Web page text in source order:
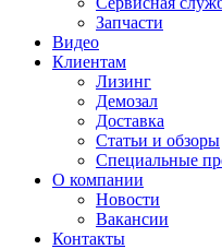
Запчасти
Видео
Клиентам
Лизинг
Демозал
Доставка
Статьи и обзоры
Специальные
О компании
Новости
Вакансии
Контакты